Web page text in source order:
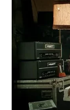
WAHANA
TANI
WAHANA
ADVOKAT
WAHANA
INFRASTRUKTUR